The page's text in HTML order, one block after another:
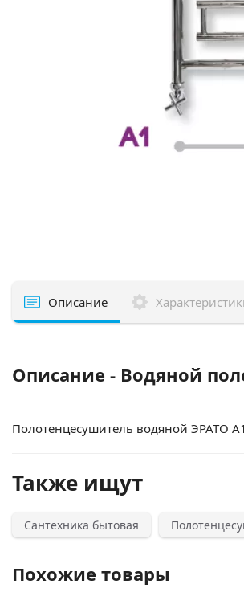
Описание
Описание - Водяной
Полотенцесушитель водяной ЭРАТО
Также ищут
Сантехника бытовая
Похожие товары